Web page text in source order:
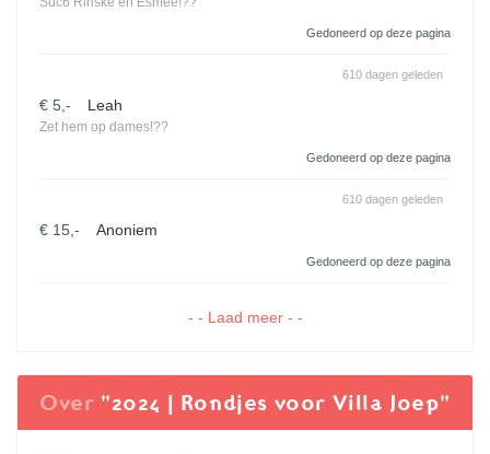
Gedoneerd op deze pagina
€ 5,- Leah
Zet hem op dames!??
610 dagen geleden
Gedoneerd op deze pagina
€ 15,- Anoniem
610 dagen geleden
Gedoneerd op deze pagina
- - Laad meer - -
Over "2024 | Rondjes voor Villa Joep"